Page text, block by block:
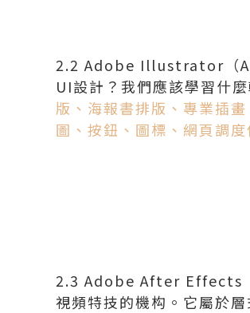
2.2 Adobe Illustrator（AI
UI設計？我們應該學習什
版、海報書排版、專業插
圖、按鈕、圖標、網頁調度
2.3 Adobe After Effects
視頻特技的機构。它屬於